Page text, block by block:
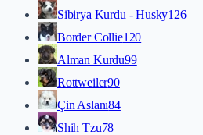
Sibirya Kurdu - Husky126
Border Collie120
Alman Kurdu99
Rottweiler90
Çin Aslanı84
Shih Tzu78